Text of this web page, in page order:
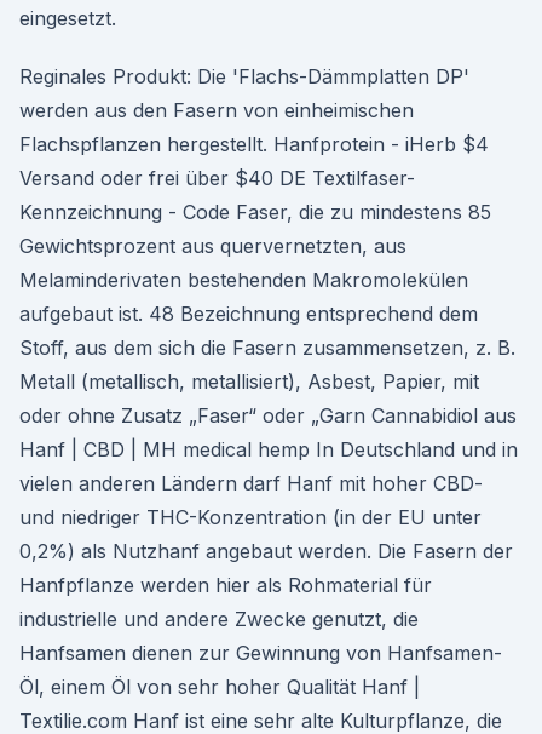
eingesetzt.
Reginales Produkt: Die 'Flachs-Dämmplatten DP'
werden aus den Fasern von einheimischen
Flachspflanzen hergestellt. Hanfprotein - iHerb $4
Versand oder frei über $40 DE Textilfaser-
Kennzeichnung - Code Faser, die zu mindestens 85
Gewichtsprozent aus quervernetzten, aus
Melaminderivaten bestehenden Makromolekülen
aufgebaut ist. 48 Bezeichnung entsprechend dem
Stoff, aus dem sich die Fasern zusammensetzen, z. B.
Metall (metallisch, metallisiert), Asbest, Papier, mit
oder ohne Zusatz „Faser“ oder „Garn Cannabidiol aus
Hanf | CBD | MH medical hemp In Deutschland und in
vielen anderen Ländern darf Hanf mit hoher CBD-
und niedriger THC-Konzentration (in der EU unter
0,2%) als Nutzhanf angebaut werden. Die Fasern der
Hanfpflanze werden hier als Rohmaterial für
industrielle und andere Zwecke genutzt, die
Hanfsamen dienen zur Gewinnung von Hanfsamen-
Öl, einem Öl von sehr hoher Qualität Hanf |
Textilie.com Hanf ist eine sehr alte Kulturpflanze, die